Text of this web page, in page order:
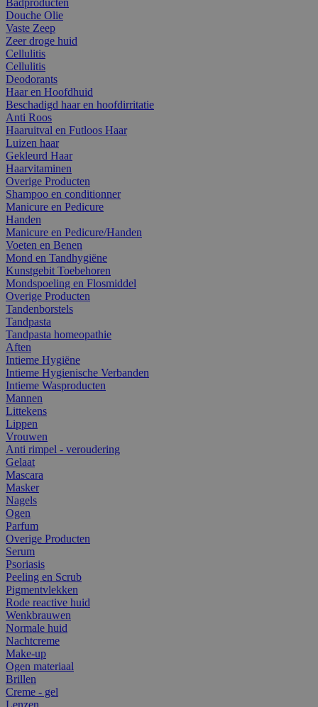
Douche Olie
Vaste Zeep
Zeer droge huid
Cellulitis
Cellulitis
Deodorants
Haar en Hoofdhuid
Beschadigd haar en hoofdirritatie
Anti Roos
Haaruitval en Futloos Haar
Luizen haar
Gekleurd Haar
Haarvitaminen
Overige Producten
Shampoo en conditionner
Manicure en Pedicure
Handen
Manicure en Pedicure/Handen
Voeten en Benen
Mond en Tandhygiëne
Kunstgebit Toebehoren
Mondspoeling en Flosmiddel
Overige Producten
Tandenborstels
Tandpasta
Tandpasta homeopathie
Aften
Intieme Hygiëne
Intieme Hygienische Verbanden
Intieme Wasproducten
Mannen
Littekens
Lippen
Vrouwen
Anti rimpel - veroudering
Gelaat
Mascara
Masker
Nagels
Ogen
Parfum
Overige Producten
Serum
Psoriasis
Peeling en Scrub
Pigmentvlekken
Rode reactive huid
Wenkbrauwen
Normale huid
Nachtcreme
Make-up
Ogen materiaal
Brillen
Creme - gel
Lenzen